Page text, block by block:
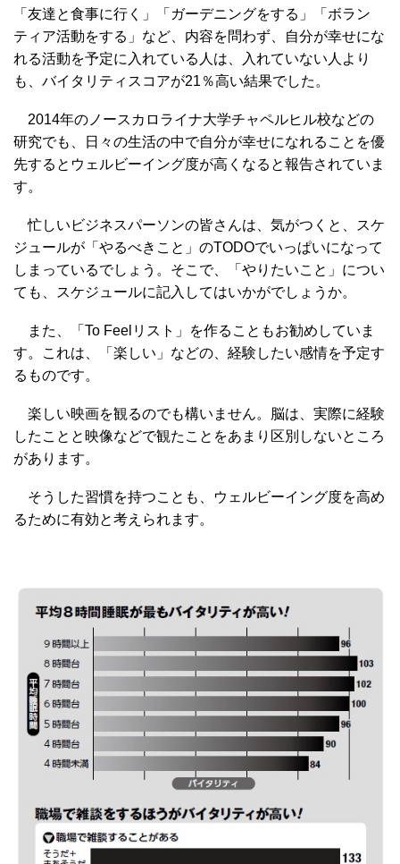
「友達と食事に行く」「ガーデニングをする」「ボラン
ティア活動をする」など、内容を問わず、自分が幸せにな
れる活動を予定に入れている人は、入れていない人より
も、バイタリティスコアが21％高い結果でした。
2014年のノースカロライナ大学チャペルヒル校などの
研究でも、日々の生活の中で自分が幸せになれることを優
先するとウェルビーイング度が高くなると報告されていま
す。
忙しいビジネスパーソンの皆さんは、気がつくと、スケ
ジュールが「やるべきこと」のTODOでいっぱいになって
しまっているでしょう。そこで、「やりたいこと」につい
ても、スケジュールに記入してはいかがでしょうか。
また、「To Feelリスト」を作ることもお勧めしていま
す。これは、「楽しい」などの、経験したい感情を予定す
るものです。
楽しい映画を観るのでも構いません。脳は、実際に経験
したことと映像などで観たことをあまり区別しないところ
があります。
そうした習慣を持つことも、ウェルビーイング度を高め
るために有効と考えられます。